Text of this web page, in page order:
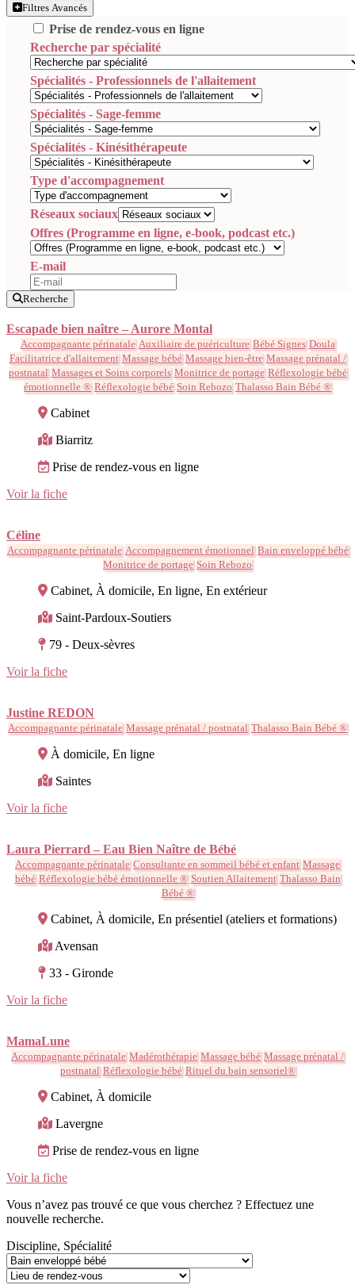
Filtres Avancés
Prise de rendez-vous en ligne
Recherche par spécialité
Spécialités - Professionnels de l'allaitement
Spécialités - Sage-femme
Spécialités - Kinésithérapeute
Type d'accompagnement
Réseaux sociaux
Offres (Programme en ligne, e-book, podcast etc.)
E-mail
Recherche
Escapade bien naître – Aurore Montal
Accompagnante périnatale Auxiliaire de puériculture Bébé Signes Doula
Facilitatrice d'allaitement Massage bébé Massage bien-être Massage prénatal /
postnatal Massages et Soins corporels Monitrice de portage Réflexologie bébé
émotionnelle ® Réflexologie bébé Soin Rebozo Thalasso Bain Bébé ®
Cabinet
Biarritz
Prise de rendez-vous en ligne
Voir la fiche
Céline
Accompagnante périnatale Accompagnement émotionnel Bain enveloppé bébé
Monitrice de portage Soin Rebozo
Cabinet, À domicile, En ligne, En extérieur
Saint-Pardoux-Soutiers
79 - Deux-sèvres
Voir la fiche
Justine REDON
Accompagnante périnatale Massage prénatal / postnatal Thalasso Bain Bébé ®
À domicile, En ligne
Saintes
Voir la fiche
Laura Pierrard – Eau Bien Naître de Bébé
Accompagnante périnatale Consultante en sommeil bébé et enfant Massage
bébé Réflexologie bébé émotionnelle ® Soutien Allaitement Thalasso Bain
Bébé ®
Cabinet, À domicile, En présentiel (ateliers et formations)
Avensan
33 - Gironde
Voir la fiche
MamaLune
Accompagnante périnatale Madérothérapie Massage bébé Massage prénatal /
postnatal Réflexologie bébé Rituel du bain sensoriel®
Cabinet, À domicile
Lavergne
Prise de rendez-vous en ligne
Voir la fiche
Vous n’avez pas trouvé ce que vous cherchez ? Effectuez une
nouvelle recherche.
Discipline, Spécialité